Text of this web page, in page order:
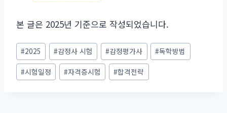
본 글은 2025년 기준으로 작성되었습니다.
Post
Tags:
#2025 #감정사 시험 #감정평가사 #독학방법
#시험일정 #자격증시험 #합격전략